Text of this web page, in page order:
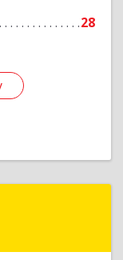
28
Подробнее